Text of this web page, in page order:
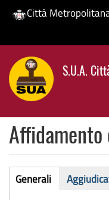
Salta
contenuto
principale
Città
S.U.A.
Affidamento
Generali